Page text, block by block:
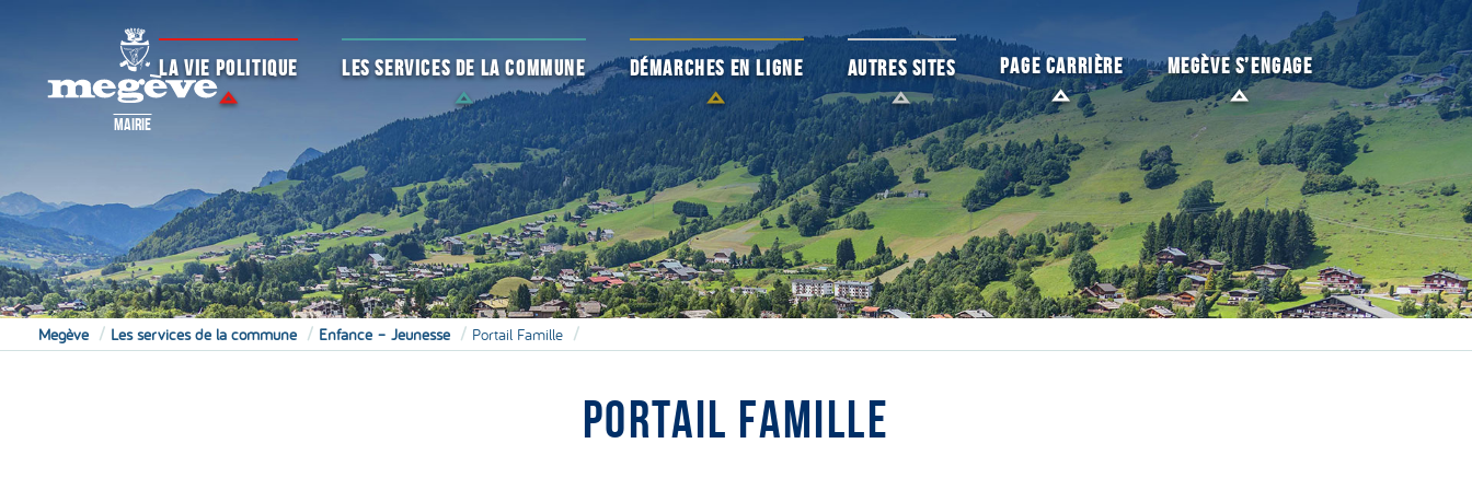
MAIRIE
LA VIE POLITIQUE LES SERVICES DE LA COMMUNE DÉMARCHES EN LIGNE AUTRES SITES PAGE CARRIÈRE MEGÈVE S’ENGAGE
Megève Les services de la commune Enfance – Jeunesse Portail Famille
PORTAIL FAMILLE